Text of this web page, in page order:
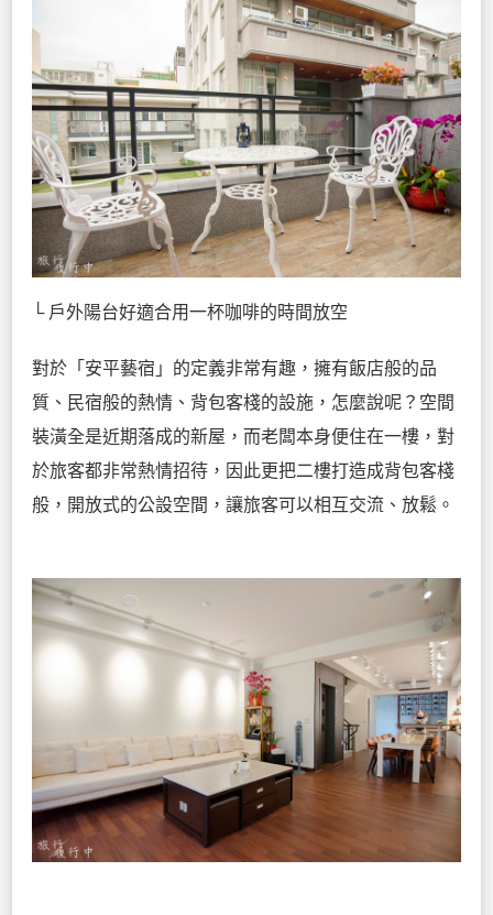
└ 戶外陽台好適合用一杯咖啡的時間放空
對於「安平藝宿」的定義非常有趣，擁有飯店般的品
質、民宿般的熱情、背包客棧的設施，怎麼說呢？空間
裝潢全是近期落成的新屋，而老闆本身便住在一樓，對
於旅客都非常熱情招待，因此更把二樓打造成背包客棧
般，開放式的公設空間，讓旅客可以相互交流、放鬆。